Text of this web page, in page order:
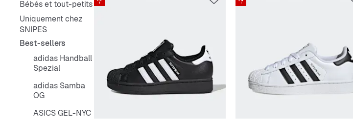
Bébés et tout-petits
Uniquement chez
SNIPES
Best-sellers
adidas Handball
Spezial
adidas Samba
OG
ASICS GEL-NYC